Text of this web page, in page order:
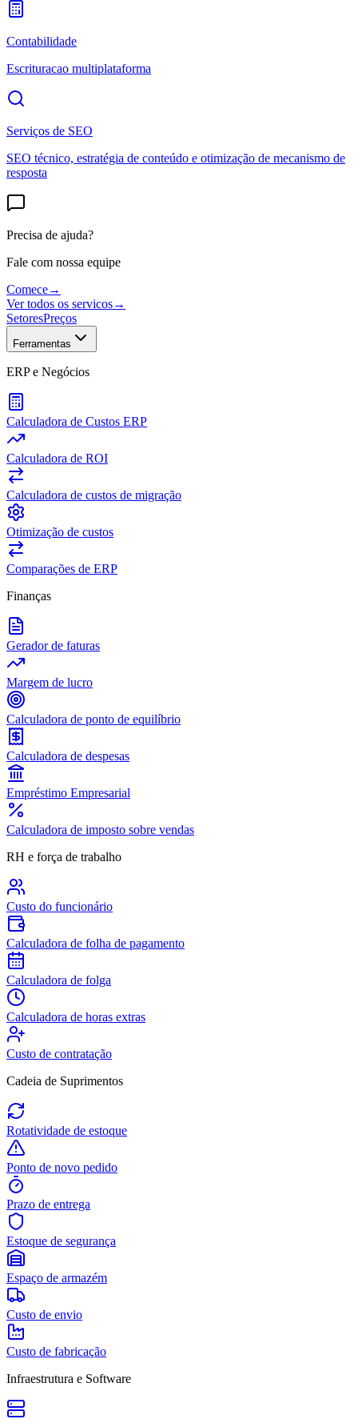
Contabilidade
Escrituracao multiplataforma
Serviços de SEO
SEO técnico, estratégia de conteúdo e otimização de mecanismo de
resposta
Precisa de ajuda?
Fale com nossa equipe
Comece→
Ver todos os servicos→
SetoresPreços
Ferramentas
ERP e Negócios
Calculadora de Custos ERP
Calculadora de ROI
Calculadora de custos de migração
Otimização de custos
Comparações de ERP
Finanças
Gerador de faturas
Margem de lucro
Calculadora de ponto de equilíbrio
Calculadora de despesas
Empréstimo Empresarial
Calculadora de imposto sobre vendas
RH e força de trabalho
Custo do funcionário
Calculadora de folha de pagamento
Calculadora de folga
Calculadora de horas extras
Custo de contratação
Cadeia de Suprimentos
Rotatividade de estoque
Ponto de novo pedido
Prazo de entrega
Estoque de segurança
Espaço de armazém
Custo de envio
Custo de fabricação
Infraestrutura e Software